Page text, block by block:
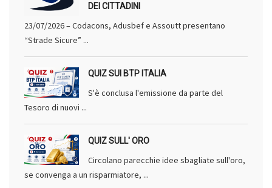
DEI CITTADINI
23/07/2026 – Codacons, Adusbef e Assoutt presentano
“Strade Sicure” ...
QUIZ SUI BTP ITALIA
S'è conclusa l'emissione da parte del
Tesoro di nuovi ...
QUIZ SULL' ORO
Circolano parecchie idee sbagliate sull'oro,
se convenga a un risparmiatore, ...